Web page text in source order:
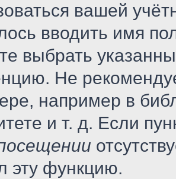
вашей
вводить имя
выбрать
Не
например в
и т. д. Если
эту функцию.